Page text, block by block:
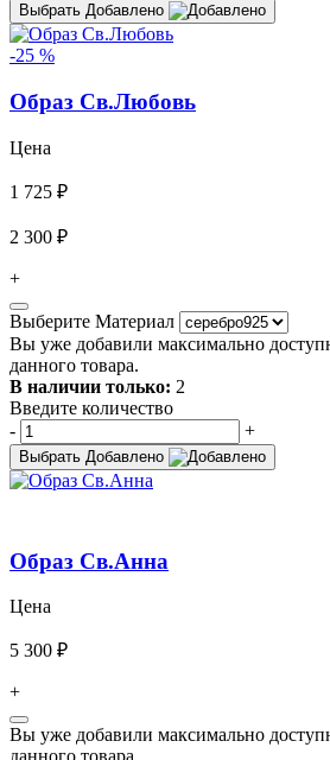
Выбрать Добавлено
-25 %
Образ Св.Любовь
Цена
1 725 ₽
2 300 ₽
+
Выберите Материал
Вы уже добавили максимально
данного товара.
В наличии только: 2
Введите количество
-
+
Выбрать Добавлено
Образ Св.Анна
Цена
5 300 ₽
+
Вы уже добавили максимально